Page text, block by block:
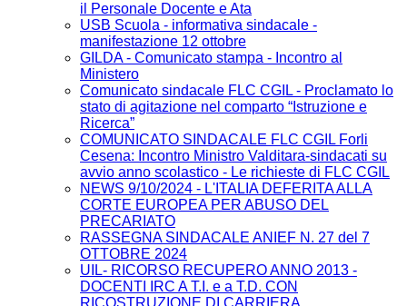
il Personale Docente e Ata
USB Scuola - informativa sindacale -
manifestazione 12 ottobre
GILDA - Comunicato stampa - Incontro al
Ministero
Comunicato sindacale FLC CGIL - Proclamato lo
stato di agitazione nel comparto “Istruzione e
Ricerca”
COMUNICATO SINDACALE FLC CGIL Forli
Cesena: Incontro Ministro Valditara-sindacati su
avvio anno scolastico - Le richieste di FLC CGIL
NEWS 9/10/2024 - L'ITALIA DEFERITA ALLA
CORTE EUROPEA PER ABUSO DEL
PRECARIATO
RASSEGNA SINDACALE ANIEF N. 27 del 7
OTTOBRE 2024
UIL- RICORSO RECUPERO ANNO 2013 -
DOCENTI IRC A T.I. e a T.D. CON